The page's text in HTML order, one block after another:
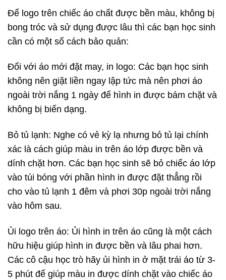
Để logo trên chiếc áo chất được bền màu, không bị
bong tróc và sử dụng được lâu thì các bạn học sinh
cần có một số cách bảo quản:
Đối với áo mới đặt may, in logo: Các bạn học sinh
không nên giặt liền ngay lập tức mà nên phơi áo
ngoài trời nắng 1 ngày để hình in được bám chặt và
không bị biến dạng.
Bỏ tủ lạnh: Nghe có vẻ kỳ lạ nhưng bỏ tủ lại chính
xác là cách giúp màu in trên áo lớp được bền và
dính chặt hơn. Các bạn học sinh sẽ bỏ chiếc áo lớp
vào túi bóng với phần hình in được đặt thẳng rồi
cho vào tủ lạnh 1 đêm và phơi 30p ngoài trời nắng
vào hôm sau.
Ủi logo trên áo: Ủi hình in trên áo cũng là một cách
hữu hiệu giúp hình in được bền và lâu phai hơn.
Các cô cậu học trò hãy ủi hình in ở mặt trái áo từ 3-
5 phút để giúp màu in được dính chặt vào chiếc áo